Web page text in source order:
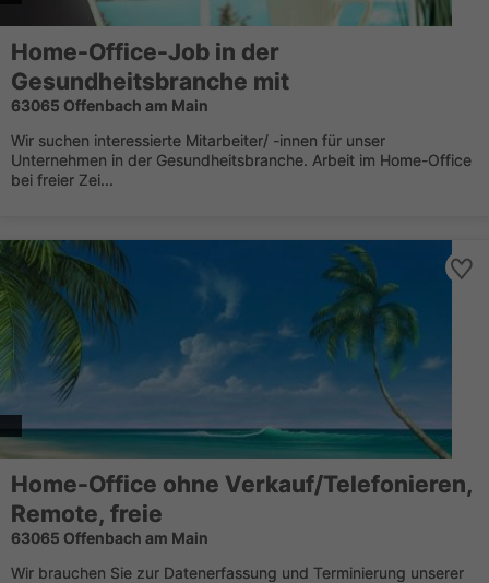
Home-Office-Job in der
Gesundheitsbranche mit
63065 Offenbach am Main
Wir suchen interessierte Mitarbeiter/ -innen für unser
Unternehmen in der Gesundheitsbranche. Arbeit im Home-Office
bei freier Zei...
Home-Office ohne Verkauf/Telefonieren,
Remote, freie
63065 Offenbach am Main
Wir brauchen Sie zur Datenerfassung und Terminierung unserer